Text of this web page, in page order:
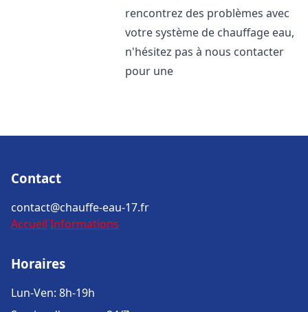
rencontrez des problèmes avec
votre système de chauffage eau,
n'hésitez pas à nous contacter
pour une
Contact
contact@chauffe-eau-17.fr
Accueil Informations
Horaires
Lun-Ven: 8h-19h